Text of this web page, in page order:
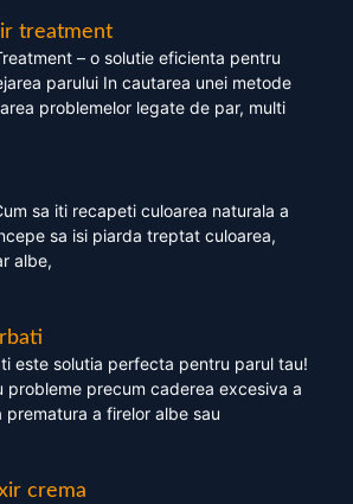
treatment
– o solutie eficienta pentru
parului In cautarea unei metode
problemelor legate de par, multi
sa iti recapeti culoarea naturala a
sa isi piarda treptat culoarea,
albe,
este solutia perfecta pentru parul tau!
probleme precum caderea excesiva a
a firelor albe sau
crema